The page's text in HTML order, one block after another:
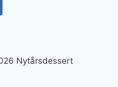
Nytårsdessert